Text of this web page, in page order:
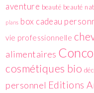
aventure beauté beauté
plans box cadeau
vie professionnelle
alimentaires
cosmétiques bio
personnel Editions